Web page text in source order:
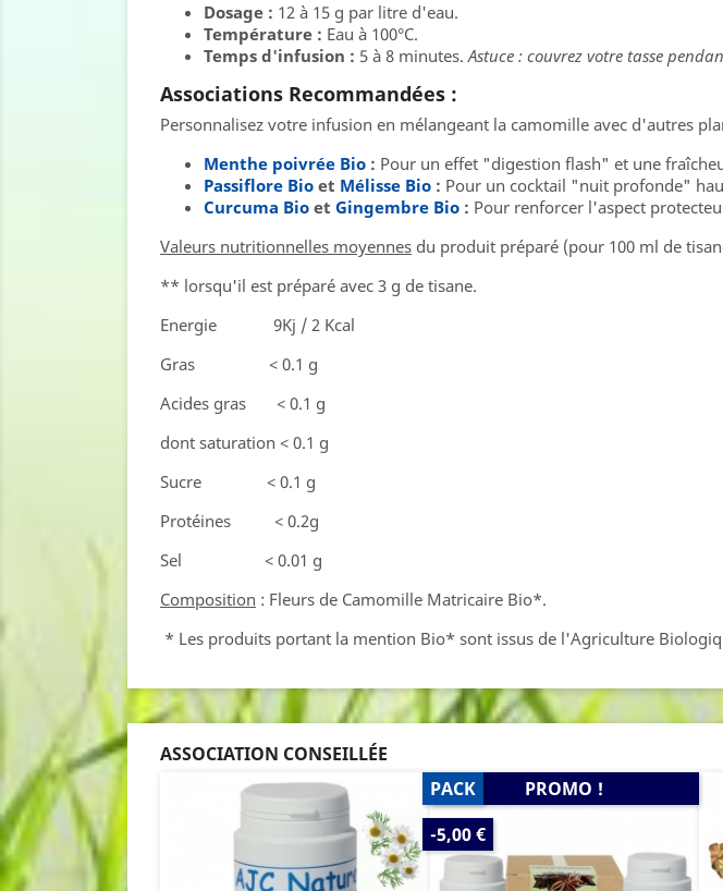
Dosage : 12 à 15 g par litre d'eau.
Température : Eau à 100°C.
Temps d'infusion : 5 à 8 minutes.Astuce : couvrez votre tasse
Associations Recommandées :
Personnalisez votre infusion en mélangeant la camomille avec d'autres
Menthe poivrée Bio : Pour un effet "digestion flash" et une
Passiflore Bio et Mélisse Bio : Pour un cocktail "nuit profonde"
Curcuma Bio et Gingembre Bio : Pour renforcer l'aspect
Valeurs nutritionnelles moyennes du produit préparé (pour 100 ml de
** lorsqu'il est préparé avec 3 g de tisane.
Energie 9Kj / 2 Kcal
Gras < 0.1 g
Acides gras < 0.1 g
dont saturation < 0.1 g
Sucre < 0.1 g
Protéines < 0.2g
Sel < 0.01 g
Composition : Fleurs de Camomille Matricaire Bio*.
* Les produits portant la mention Bio* sont issus de l'Agriculture
ASSOCIATION CONSEILLÉE
PROMO !
PRIX
DE
BASE
-5,00 €
PACK